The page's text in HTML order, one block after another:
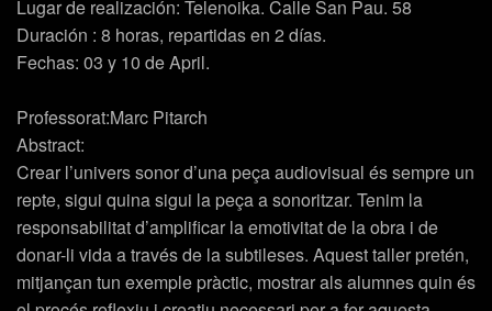
Lugar de realización: Telenoika. Calle San Pau. 58
Duración : 8 horas, repartidas en 2 días.
Fechas: 03 y 10 de April.
Professorat:Marc Pitarch
Abstract:
Crear l’univers sonor d’una peça audiovisual és sempre un
repte, sigui quina sigui la peça a sonoritzar. Tenim la
responsabilitat d’amplificar la emotivitat de la obra i de
donar-li vida a través de la subtileses. Aquest taller pretén,
mitjançan tun exemple pràctic, mostrar als alumnes quin és